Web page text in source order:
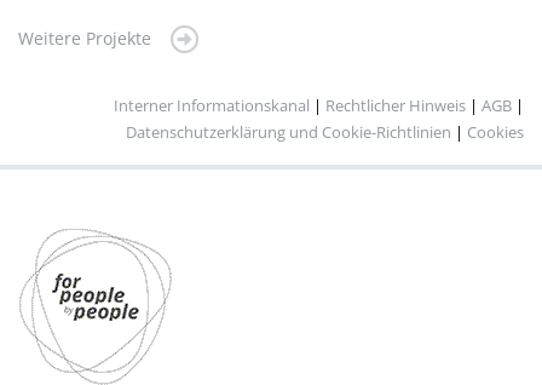
Weitere Projekte
Interner Informationskanal | Rechtlicher Hinweis | AGB |
Datenschutzerklärung und Cookie-Richtlinien | Cookies